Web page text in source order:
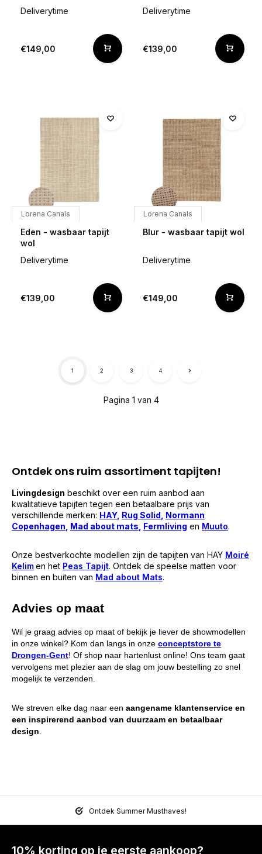
Deliverytime
€149,00
Deliverytime
€139,00
Lorena Canals
Eden - wasbaar tapijt
wol
Deliverytime
€139,00
Lorena Canals
Blur - wasbaar tapijt wol
Deliverytime
€149,00
Pagina 1 van 4
1 2 3 4
Ontdek ons ruim assortiment tapijten!
Livingdesign beschikt over een ruim aanbod aan
kwalitatieve tapijten tegen een betaalbare prijs van
verschillende merken: HAY, Rug Solid Normann
Copenhagen Mad about mats Fermliving en Muuto.
Onze bestverkochte modellen zijn de tapijten van HAY Moiré
Kelimen het Peas Tapijt. Ontdek de speelse matten voor
binnen en buiten van Mad about Mats.
Advies op maat
Wil je graag advies op maat of bekijk je liever de showmodellen
in onze winkel? Kom dan langs in onze conceptstore te
Drongen-Gent! Of shop naar hartenlust online! Ons team gaat
vervolgens met plezier aan de slag om jouw bestelling zo snel
mogelijk te verzenden.
We streven elke dag naar een aangename klantenservice en
een inspirerend aanbod van duurzaam en betaalbaar
design
Ontdek Summer Musthaves!
10% korting op je eerste aankoop?